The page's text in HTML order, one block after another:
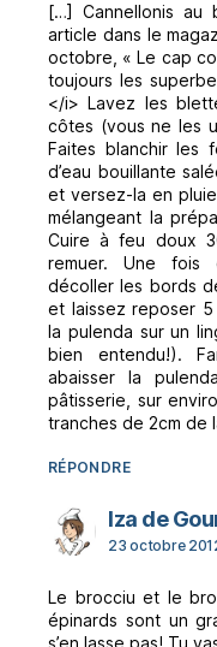
[…] Cannellonis au
article dans le
octobre, « Le cap
toujours les
</i> Lavez les
côtes (vous ne les
Faites blanchir les
d’eau bouillante
et versez-la en
mélangeant la
Cuire à feu doux
remuer. Une fois
décoller les bords
et laissez reposer 5
la pulenda sur un
bien entendu!).
abaisser la
pâtisserie, sur
tranches de 2cm de
RÉPONDRE
Iza de
23 octobre
Le brocciu et le
épinards sont un
s’en lasse pas! Tu